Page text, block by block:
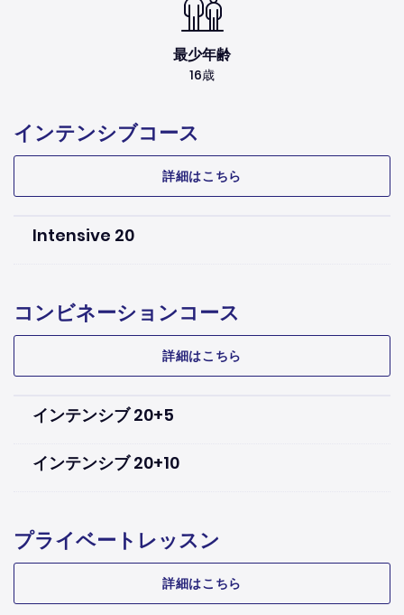
最少年齢
16歳
インテンシブコース
詳細はこちら
Intensive 20
コンビネーションコース
詳細はこちら
インテンシブ 20+5
インテンシブ 20+10
プライベートレッスン
詳細はこちら